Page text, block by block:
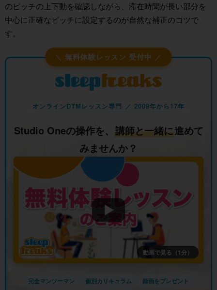
のピッチの上下動を確認しながら、滞在時間が長い部分を
中心に正確なピッチに設定するのが自然な補正のコツで
す。
＼ 無料体験レッスン 受付中 ／
オンラインDTMレッスン専門 ／ 2009年から17年
Studio Oneの操作を、 講師と一緒に進めて
みませんか？
動画で見る（1分）
完全マンツーマン 個別カリキュラム
録画をプレゼント